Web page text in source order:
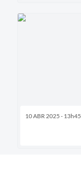
10 ABR 2025 - 13h45